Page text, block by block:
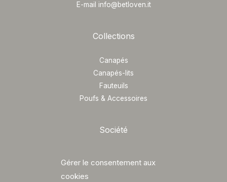
Gérer le consentement aux
cookies
E-mail info@betloven.it
Collections
Canapés
Canapés-lits
Fauteuils
Poufs & Accessoires
Société
Contacts